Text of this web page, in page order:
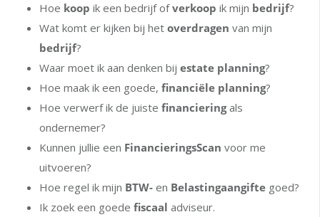
Hoe koop ik een bedrijf ofverkoop ik mijn bedrijf?
Wat komt er kijken bij het overdragen van mijn
bedrijf?
Waar moet ik aan denken bij estate planning?
Hoe maak ik een goede, financiële planning?
Hoe verwerf ik de juiste financieringals
ondernemer?
Kunnen jullie een FinancieringsScan voor me
uitvoeren?
Hoe regel ik mijn BTW- en Belastingaangifte goed?
Ik zoek een goede fiscaal adviseur.